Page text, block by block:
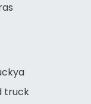
truck